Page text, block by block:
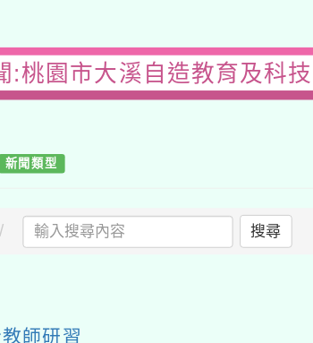
:桃園市大溪自造教育及科
新聞類型
搜尋
師研習